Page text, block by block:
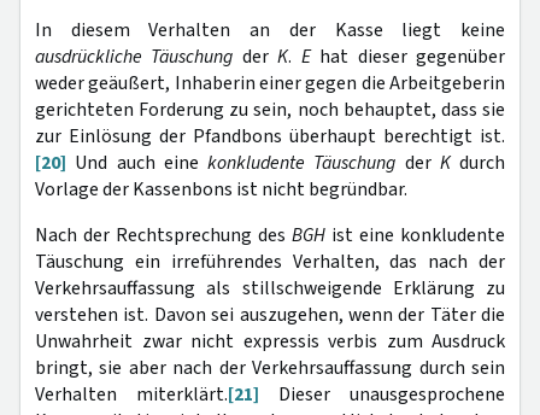
In diesem Verhalten an der Kasse liegt keine
ausdrückliche Täuschung derK. Ehat dieser gegenüber
weder geäußert, Inhaberin einer gegen die Arbeitgeberin
gerichteten Forderung zu sein, noch behauptet, dass sie
zur Einlösung der Pfandbons überhaupt berechtigt ist.
[20] Und auch eine konkludente Täuschung der Kdurch
Vorlage der Kassenbons ist nicht begründbar.
Nach der Rechtsprechung des BGH ist eine konkludente
Täuschung ein irreführendes Verhalten, das nach der
Verkehrsauffassung als stillschweigende Erklärung zu
verstehen ist. Davon sei auszugehen, wenn der Täter die
Unwahrheit zwar nicht expressis verbis zum Ausdruck
bringt, sie aber nach der Verkehrsauffassung durch sein
Verhalten miterklärt.[21] Dieser unausgesprochene